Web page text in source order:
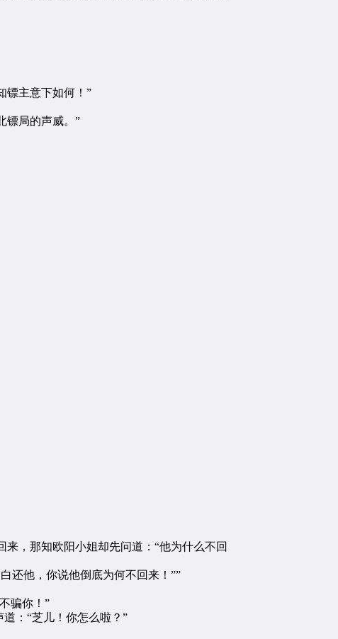
镖主意下如何！”
镖局的声威。”
，那知欧阳小姐却先问道：“他为什么不回
还他，你说他倒底为何不回来！””
骗你！”
：“芝儿！你怎么啦？”